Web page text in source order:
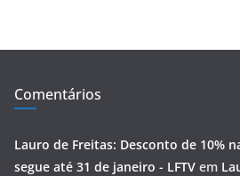
Comentários
Lauro de Freitas: Desconto de 10%
segue até 31 de janeiro - LFTV em